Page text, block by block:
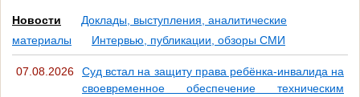
Новости
Доклады, выступления, аналитические
материалы
Интервью, публикации, обзоры СМИ
07.08.2026
Суд встал на защиту права ребёнка-инвалида на
своевременное обеспечение техническим